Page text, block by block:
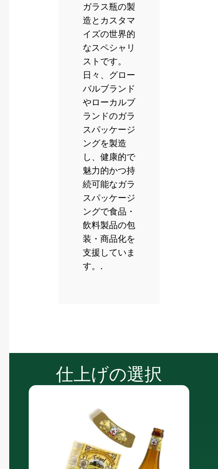
ガラス瓶の製
造とカスタマ
イズの世界的
なスペシャリ
ストです。
日々、グロー
バルブランド
やローカルブ
ランドのガラ
スパッケージ
ングを製造
し、健康的で
魅力的かつ持
続可能なガラ
スパッケージ
ングで食品・
飲料製品の包
装・商品化を
支援していま
す。.
仕上げの選択